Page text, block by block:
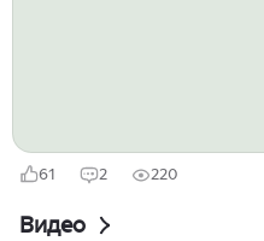
61 2 220
Видео